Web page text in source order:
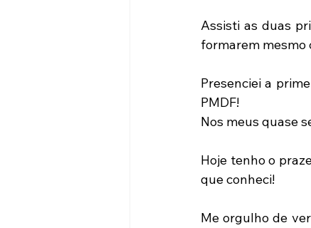
Assisti as duas
formarem mesmo
Presenciei a
PMDF!
Nos meus quase
Hoje tenho o
que conheci!
Me orgulho de